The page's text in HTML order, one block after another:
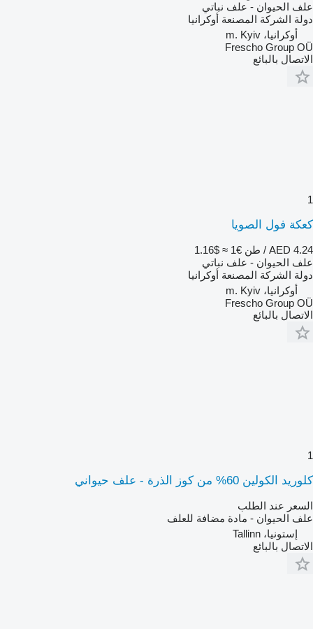
علف الحيوان - علف نباتي
دولة الشركة المصنعة أوكرانيا
أوكرانيا، m. Kyiv
Frescho Group OÜ
الاتصال بالبائع
1
كعكة فول الصويا
AED 4.24 / طن €1
≈ $1.16
علف الحيوان - علف نباتي
دولة الشركة المصنعة أوكرانيا
أوكرانيا، m. Kyiv
Frescho Group OÜ
الاتصال بالبائع
1
كلوريد الكولين 60% من كوز الذرة - علف حيواني
السعر عند الطلب
علف الحيوان - مادة مضافة للعلف
إستونيا، Tallinn
الاتصال بالبائع